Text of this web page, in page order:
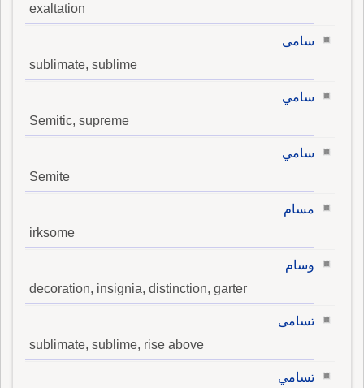
exaltation
سامى
sublimate, sublime
سامي
Semitic, supreme
سامي
Semite
مسام
irksome
وسام
decoration, insignia, distinction, garter
تسامى
sublimate, sublime, rise above
تسامي